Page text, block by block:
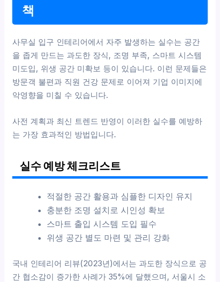
책
사무실 입구 인테리어에서 자주 발생하는 실수는 공간
을 좁게 만드는 과도한 장식, 조명 부족, 스마트 시스템
미도입, 위생 공간 미확보 등이 있습니다. 이런 문제들은
방문객 불편과 직원 건강 문제로 이어져 기업 이미지에
악영향을 미칠 수 있습니다.
사전 계획과 최신 트렌드 반영이 이러한 실수를 예방하
는 가장 효과적인 방법입니다.
실수 예방 체크리스트
적절한 공간 활용과 심플한 디자인 유지
충분한 조명 설치로 시인성 확보
스마트 출입 시스템 도입 필수
위생 공간 별도 마련 및 관리 강화
국내 인테리어 리뷰(2023년)에서는 과도한 장식으로 공
간 협소감이 증가한 사례가 35%에 달했으며, 서울시 소